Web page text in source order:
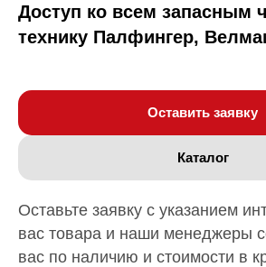
Доступ ко всем запасным
технику Палфингер,
Оставить заявку
Каталог
Оставьте заявку с указанием
вас товара и наши менеджеры
вас по наличию и стоимости в